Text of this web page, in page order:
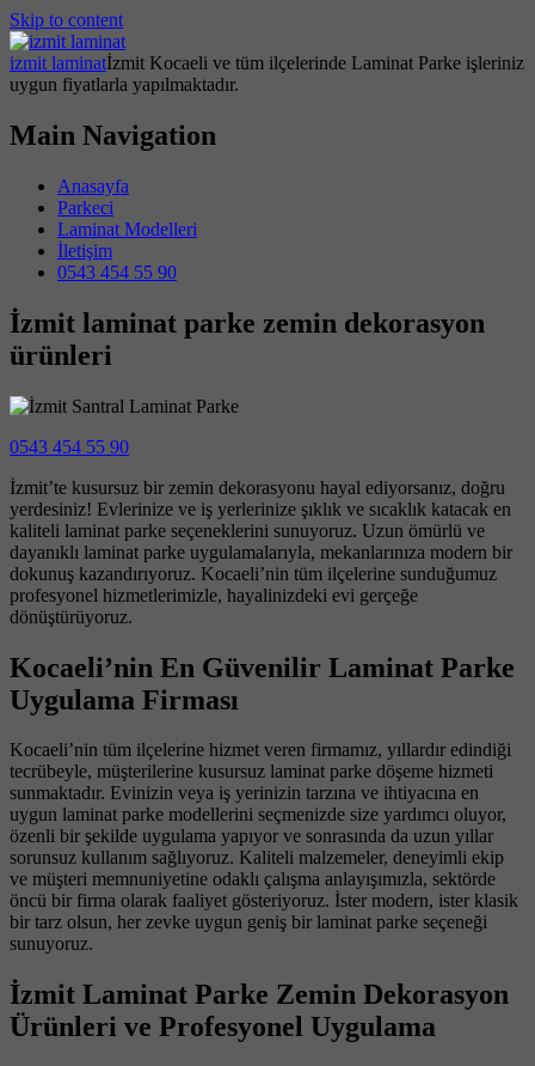
Skip to content
izmit laminatİzmit Kocaeli ve tüm ilçelerinde Laminat Parke işleriniz
uygun fiyatlarla yapılmaktadır.
Main Navigation
Anasayfa
Parkeci
Laminat Modelleri
İletişim
0543 454 55 90
İzmit laminat parke zemin dekorasyon
ürünleri
0543 454 55 90
İzmit’te kusursuz bir zemin dekorasyonu hayal ediyorsanız, doğru
yerdesiniz! Evlerinize ve iş yerlerinize şıklık ve sıcaklık katacak en
kaliteli laminat parke seçeneklerini sunuyoruz. Uzun ömürlü ve
dayanıklı laminat parke uygulamalarıyla, mekanlarınıza modern bir
dokunuş kazandırıyoruz. Kocaeli’nin tüm ilçelerine sunduğumuz
profesyonel hizmetlerimizle, hayalinizdeki evi gerçeğe
dönüştürüyoruz.
Kocaeli’nin En Güvenilir Laminat Parke
Uygulama Firması
Kocaeli’nin tüm ilçelerine hizmet veren firmamız, yıllardır edindiği
tecrübeyle, müşterilerine kusursuz laminat parke döşeme hizmeti
sunmaktadır. Evinizin veya iş yerinizin tarzına ve ihtiyacına en
uygun laminat parke modellerini seçmenizde size yardımcı oluyor,
özenli bir şekilde uygulama yapıyor ve sonrasında da uzun yıllar
sorunsuz kullanım sağlıyoruz. Kaliteli malzemeler, deneyimli ekip
ve müşteri memnuniyetine odaklı çalışma anlayışımızla, sektörde
öncü bir firma olarak faaliyet gösteriyoruz. İster modern, ister klasik
bir tarz olsun, her zevke uygun geniş bir laminat parke seçeneği
sunuyoruz.
İzmit Laminat Parke Zemin Dekorasyon
Ürünleri ve Profesyonel Uygulama